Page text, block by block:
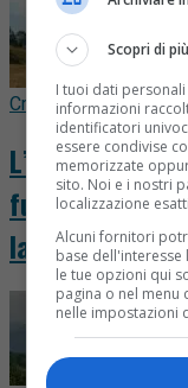
Cronaca6 ore fa
L’inferno
fuoco vicino
la notte. FOTO
Scopri di più
I tuoi dati
informazioni
identificatori
essere condivise
memorizzate
sito. Noi e i nostri
localizzazione
Alcuni fornitori
base
le tue opzioni qui
pagina o nel menu
nelle impostazioni